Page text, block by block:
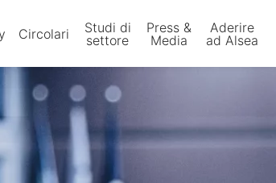
Circolari
Studi di
settore
Press &
Media
Aderire
ad Alsea